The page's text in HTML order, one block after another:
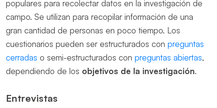
populares para recolectar datos en la investigación de
campo. Se utilizan para recopilar información de una
gran cantidad de personas en poco tiempo. Los
cuestionarios pueden ser estructurados con preguntas
cerradas o semi-estructurados con preguntas abiertas,
dependiendo de los objetivos de la investigación.
Entrevistas